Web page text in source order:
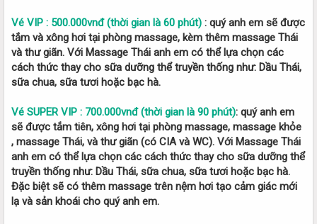
Vé VIP : 500.000vnđ (thời gian là 60 phút) : quý anh em sẽ được
tắm và xông hơi tại phòng massage, kèm thêm massage Thái
và thư giãn. Với Massage Thái anh em có thể lựa chọn các
cách thức thay cho sữa dưỡng thể truyền thống như: Dầu Thái,
sữa chua, sữa tươi hoặc bạc hà.
Vé SUPER VIP : 700.000vnđ (thời gian là 90 phút): quý anh em
sẽ được tắm tiên, xông hơi tại phòng massage, massage khỏe
, massage Thái, và thư giãn (có CIA và WC). Với Massage Thái
anh em có thể lựa chọn các cách thức thay cho sữa dưỡng thể
truyền thống như: Dầu Thái, sữa chua, sữa tươi hoặc bạc hà.
Đặc biệt sẽ có thêm massage trên nệm hơi tạo cảm giác mới
lạ và sản khoái cho quý anh em.